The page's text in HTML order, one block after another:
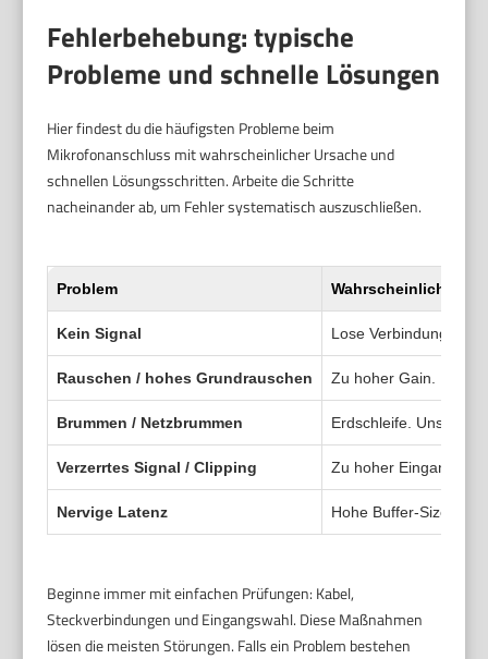
Fehlerbehebung: typische
Probleme und schnelle Lösungen
Hier findest du die häufigsten Probleme beim
Mikrofonanschluss mit wahrscheinlicher Ursache und
schnellen Lösungsschritten. Arbeite die Schritte
nacheinander ab, um Fehler systematisch auszuschließen.
Problem Wahrscheinliche
Kein Signal Lose Verbindung.
Rauschen / hohes Grundrauschen Zu hoher Gain.
Brummen / Netzbrummen Erdschleife.
Verzerrtes Signal / Clipping Zu hoher
Nervige Latenz Hohe Buffer-Size.
Beginne immer mit einfachen Prüfungen: Kabel,
Steckverbindungen und Eingangswahl. Diese Maßnahmen
lösen die meisten Störungen. Falls ein Problem bestehen